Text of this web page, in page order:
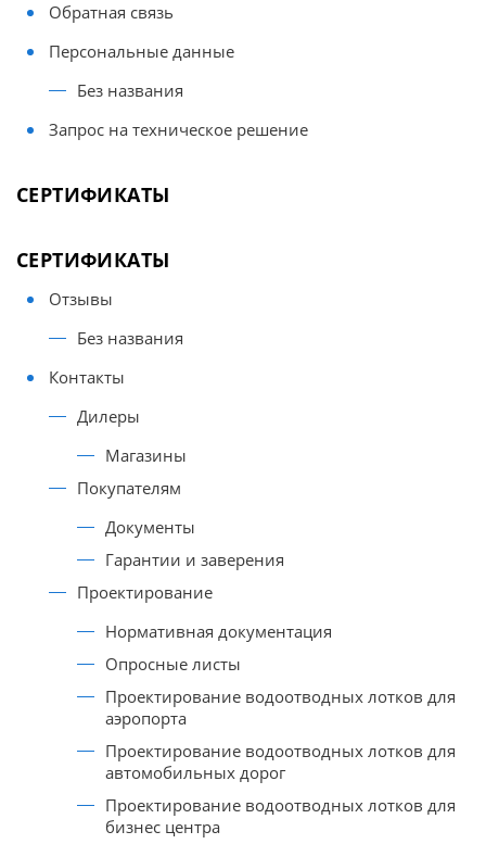
Обратная связь
Персональные данные
Без названия
Запрос на техническое решение
СЕРТИФИКАТЫ
СЕРТИФИКАТЫ
Отзывы
Без названия
Контакты
Дилеры
Магазины
Покупателям
Документы
Гарантии и заверения
Проектирование
Нормативная документация
Опросные листы
Проектирование водоотводных лотков для
аэропорта
Проектирование водоотводных лотков для
автомобильных дорог
Проектирование водоотводных лотков для
бизнес центра